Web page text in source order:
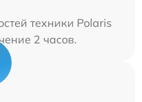
техники Polaris
2 часов.